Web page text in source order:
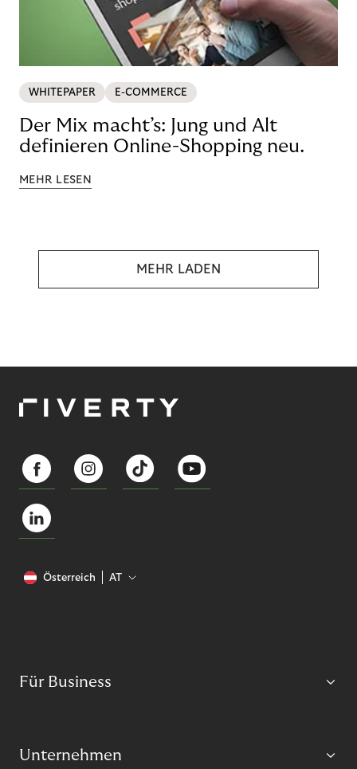
WHITEPAPER E-COMMERCE
Der Mix macht’s: Jung und Alt
definieren Online-Shopping neu.
MEHR LESEN
MEHR LADEN
Österreich AT
Für Business
Unternehmen